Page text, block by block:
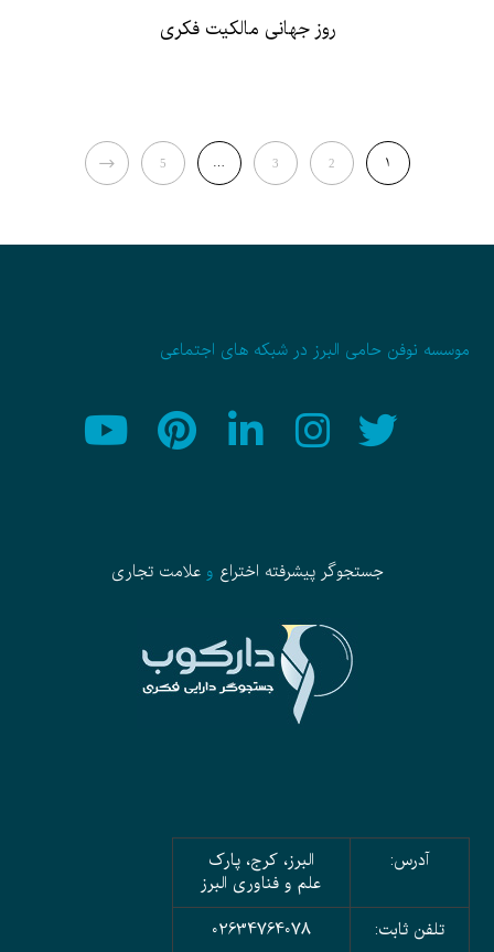
روز جهانی مالکیت فکری
1
2
3
…
5
NEXT
موسسه نوفن حامی البرز در شبکه های اجتماعی
جستجوگر پیشرفته اختراع وعلامت تجاری
آدرس:
البرز، کرج، پارک
علم و فناوری البرز
تلفن ثابت:
02634764078